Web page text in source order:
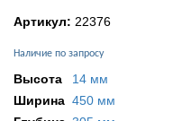
Артикул: 22376
Наличие по запросу
Высота
14 мм
Ширина 450 мм